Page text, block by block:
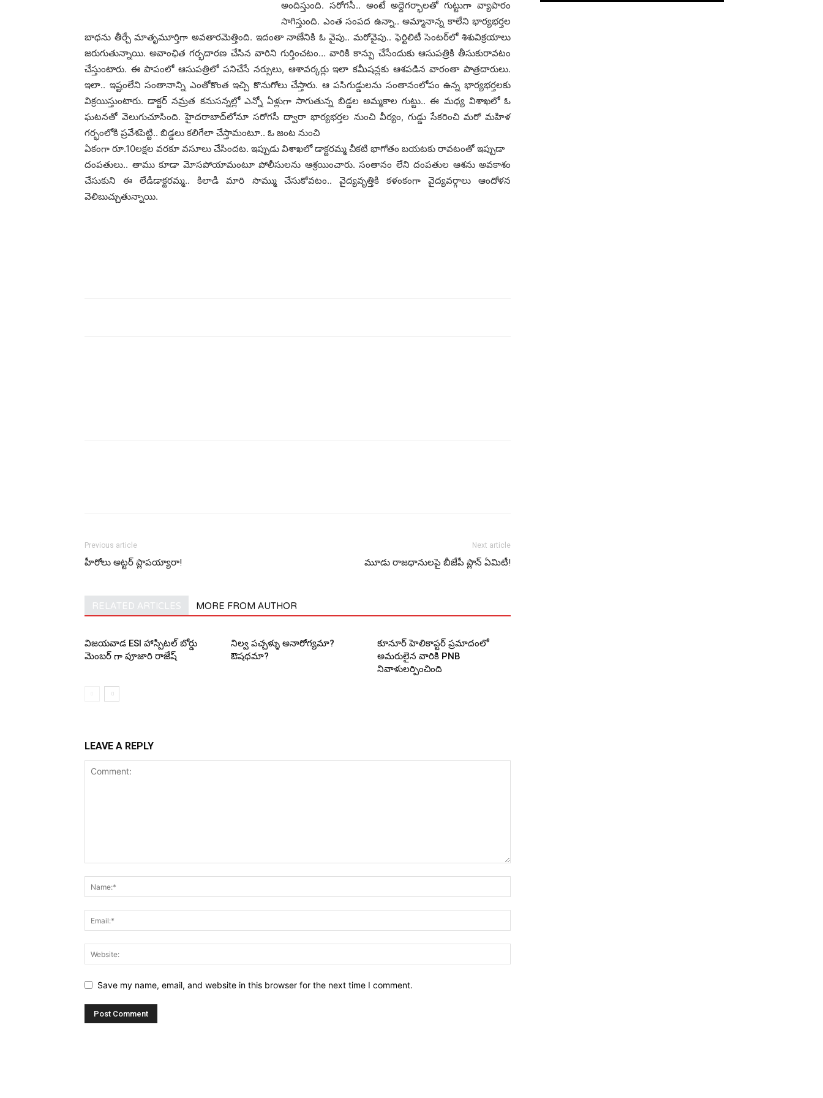
అందిస్తుంది. స‌రోగ‌సీ.. అంటే అద్దెగ‌ర్భాల‌తో గుట్టుగా వ్యాపారం
సాగిస్తుంది. ఎంత సంప‌ద ఉన్నా.. అమ్మానాన్న కాలేని భార్య‌భ‌ర్త‌ల
బాధ‌ను తీర్చే మాతృమూర్తిగా అవ‌తార‌మెత్తింది. ఇదంతా నాణేనికి ఓ వైపు.. మ‌రోవైపు.. ఫెర్టిలిటీ సెంట‌ర్‌లో శిశువిక్ర‌యాలు
జ‌రుగుతున్నాయి. అవాంఛిత గ‌ర్భ‌దార‌ణ చేసిన వారిని గుర్తించ‌టం… వారికి కాన్పు చేసేందుకు ఆసుప‌త్రికి తీసుకురావ‌టం
చేస్తుంటారు. ఈ పాపంలో ఆసుప‌త్రిలో ప‌నిచేసే న‌ర్సులు, ఆశావ‌ర్క‌ర్లు ఇలా క‌మీష‌న్ల‌కు ఆశ‌ప‌డిన వారంతా పాత్ర‌దారులు.
ఇలా.. ఇష్టంలేని సంతానాన్ని ఎంతోకొంత ఇచ్చి కొనుగోలు చేస్తారు. ఆ ప‌సిగుడ్డుల‌ను సంతానంలోపం ఉన్న భార్య‌భ‌ర్త‌ల‌కు
విక్ర‌యిస్తుంటారు. డాక్ట‌ర్ న‌మ్ర‌త క‌నుస‌న్న‌ల్లో ఎన్నో ఏళ్లుగా సాగుతున్న బిడ్డ‌ల అమ్మ‌కాల గుట్టు.. ఈ మ‌ధ్య విశాఖ‌లో ఓ
ఘ‌ట‌న‌తో వెలుగుచూసింది. హైద‌రాబాద్‌లోనూ స‌రోగ‌సీ ద్వారా భార్య‌భ‌ర్త‌ల నుంచి వీర్యం, గుడ్డు సేక‌రించి మ‌రో మ‌హిళ
గ‌ర్భంలోకి ప్ర‌వేశ‌పెట్టి.. బిడ్డ‌లు క‌లిగేలా చేస్తామంటూ.. ఓ జంట నుంచి
ఏకంగా రూ.10ల‌క్ష‌ల వ‌ర‌కూ వ‌సూలు చేసింద‌ట‌. ఇప్పుడు విశాఖ‌లో డాక్ట‌ర‌మ్మ చీక‌టి భాగోతం బ‌య‌ట‌కు రావ‌టంతో ఇప్పుడా
దంప‌తులు.. తాము కూడా మోస‌పోయామంటూ పోలీసుల‌ను ఆశ్ర‌యించారు. సంతానం లేని దంప‌తుల ఆశ‌ను అవ‌కాశం
చేసుకుని ఈ లేడీడాక్ట‌ర‌మ్మ‌.. కిలాడీ మారి సొమ్ము చేసుకోవ‌టం.. వైద్య‌వృత్తికి క‌ళంకంగా వైద్య‌వ‌ర్గాలు ఆందోళ‌న
వెలిబుచ్చుతున్నాయి.
Previous article
హీరోలు అట్ట‌ర్ ప్లాప‌య్యారా!
Next article
మూడు రాజ‌ధానుల‌పై బీజేపీ ప్లాన్ ఏమిటీ!
RELATED ARTICLES MORE FROM AUTHOR
విజయవాడ ESI హాస్పిటల్ బోర్డు
మెంబర్ గా పూజారి రాజేష్
నిల్వ పచ్చళ్ళు అనారోగ్యమా?
ఔషధమా?
కూనూర్ హెలికాప్టర్ ప్రమాదంలో
అమరులైన వారికి PNB
నివాళులర్పించింది
LEAVE A REPLY
Save my name, email, and website in this browser for the next time I comment.